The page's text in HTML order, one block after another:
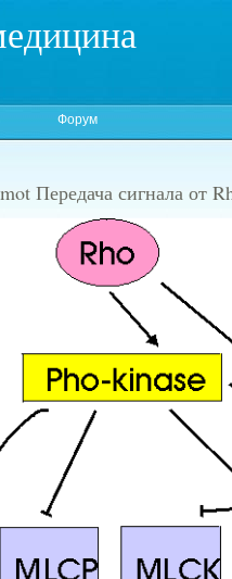
Форум
Передача сигнала от